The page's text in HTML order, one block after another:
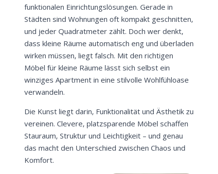
funktionalen Einrichtungslösungen. Gerade in
Städten sind Wohnungen oft kompakt geschnitten,
und jeder Quadratmeter zählt. Doch wer denkt,
dass kleine Räume automatisch eng und überladen
wirken müssen, liegt falsch. Mit den richtigen
Möbel für kleine Räume lässt sich selbst ein
winziges Apartment in eine stilvolle Wohlfühloase
verwandeln.
Die Kunst liegt darin, Funktionalität und Ästhetik zu
vereinen. Clevere, platzsparende Möbel schaffen
Stauraum, Struktur und Leichtigkeit – und genau
das macht den Unterschied zwischen Chaos und
Komfort.